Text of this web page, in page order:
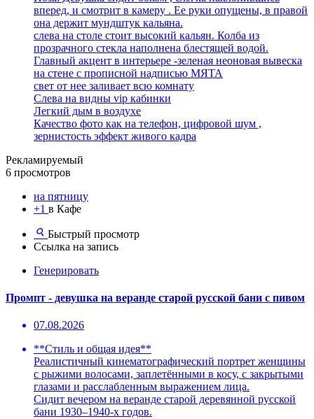
вперед, и смотрит в камеру . Ее руки опущены, в правой
она держит мундштук кальяна.
слева на столе стоит высокий кальян. Колба из
прозрачного стекла наполнена блестящей водой.
Главный акцент в интерьере -зеленая неоновая вывеска
на стене с прописной надписью МЯТА
свет от нее заливает всю комнату
Слева на видны vip кабинки
Легкий дым в воздухе
Качество фото как на телефон, цифровой шум ,
зернистость эффект живого кадра
Рекламируемый
6 просмотров
на пятницу
+1 в Кафе
Быстрый просмотр
Ссылка на запись
Генерировать
Промпт - девушка на веранде старой русской бани с пивом
07.08.2026
**Стиль и общая идея**
Реалистичный кинематографический портрет женщины
с рыжими волосами, заплетёнными в косу, с закрытыми
глазами и расслабленным выражением лица.
Сидит вечером на веранде старой деревянной русской
бани 1930–1940-х годов.